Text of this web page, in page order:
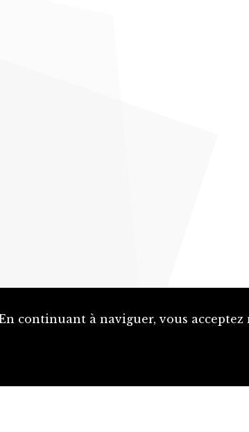
continuant à naviguer, vous